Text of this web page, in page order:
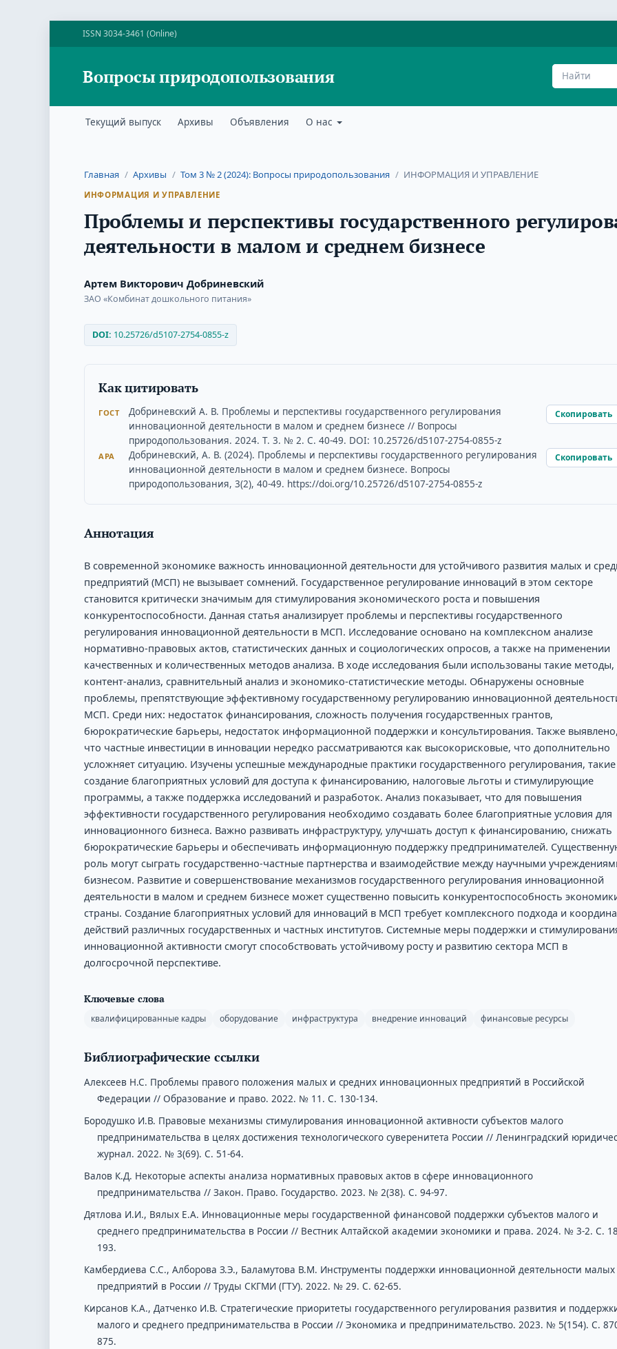
ISSN 3034-3461 (Online)
Вопросы природопользования
Текущий выпуск Архивы Объявления О нас
Главная / Архивы / Том 3 № 2 (2024): Вопросы природопользования / ИНФОРМАЦИЯ И УПРАВЛЕНИЕ
ИНФОРМАЦИЯ И УПРАВЛЕНИЕ
Проблемы и перспективы государственного
деятельности в малом и среднем бизнесе
Артем Викторович Добриневский
ЗАО «Комбинат дошкольного питания»
DOI: 10.25726/d5107-2754-0855-z
Как цитировать
ГОСТ
Добриневский А. В. Проблемы и перспективы государственного регулирования
инновационной деятельности в малом и среднем бизнесе // Вопросы
природопользования. 2024. Т. 3. № 2. С. 40-49. DOI: 10.25726/d5107-2754-0855-z
Скопировать
APA
Добриневский, А. В. (2024). Проблемы и перспективы государственного регулирования
инновационной деятельности в малом и среднем бизнесе. Вопросы
природопользования, 3(2), 40-49. https://doi.org/10.25726/d5107-2754-0855-z
Скопировать
Аннотация
В современной экономике важность инновационной деятельности для устойчивого развития малых и
предприятий (МСП) не вызывает сомнений. Государственное регулирование инноваций в этом секторе
становится критически значимым для стимулирования экономического роста и повышения
конкурентоспособности. Данная статья анализирует проблемы и перспективы государственного
регулирования инновационной деятельности в МСП. Исследование основано на комплексном анализе
нормативно-правовых актов, статистических данных и социологических опросов, а также на применении
качественных и количественных методов анализа. В ходе исследования были использованы такие методы,
контент-анализ, сравнительный анализ и экономико-статистические методы. Обнаружены основные
проблемы, препятствующие эффективному государственному регулированию инновационной
МСП. Среди них: недостаток финансирования, сложность получения государственных грантов,
бюрократические барьеры, недостаток информационной поддержки и консультирования. Также выявлено,
что частные инвестиции в инновации нередко рассматриваются как высокорисковые, что дополнительно
усложняет ситуацию. Изучены успешные международные практики государственного регулирования, такие
создание благоприятных условий для доступа к финансированию, налоговые льготы и стимулирующие
программы, а также поддержка исследований и разработок. Анализ показывает, что для повышения
эффективности государственного регулирования необходимо создавать более благоприятные условия для
инновационного бизнеса. Важно развивать инфраструктуру, улучшать доступ к финансированию, снижать
бюрократические барьеры и обеспечивать информационную поддержку предпринимателей.
роль могут сыграть государственно-частные партнерства и взаимодействие между научными
бизнесом. Развитие и совершенствование механизмов государственного регулирования инновационной
деятельности в малом и среднем бизнесе может существенно повысить конкурентоспособность
страны. Создание благоприятных условий для инноваций в МСП требует комплексного подхода и
действий различных государственных и частных институтов. Системные меры поддержки и
инновационной активности смогут способствовать устойчивому росту и развитию сектора МСП в
долгосрочной перспективе.
Ключевые слова
квалифицированные кадры оборудование инфраструктура внедрение инноваций финансовые ресурсы
Библиографические ссылки
Алексеев Н.С. Проблемы правого положения малых и средних инновационных предприятий в Российской
Федерации // Образование и право. 2022. № 11. С. 130-134.
Бородушко И.В. Правовые механизмы стимулирования инновационной активности субъектов малого
предпринимательства в целях достижения технологического суверенитета России // Ленинградский
журнал. 2022. № 3(69). С. 51-64.
Валов К.Д. Некоторые аспекты анализа нормативных правовых актов в сфере инновационного
предпринимательства // Закон. Право. Государство. 2023. № 2(38). С. 94-97.
Дятлова И.И., Вялых Е.А. Инновационные меры государственной финансовой поддержки субъектов малого и
среднего предпринимательства в России // Вестник Алтайской академии экономики и права. 2024. № 3-2. С.
193.
Камбердиева С.С., Алборова З.Э., Баламутова В.М. Инструменты поддержки инновационной деятельности малых
предприятий в России // Труды СКГМИ (ГТУ). 2022. № 29. С. 62-65.
Кирсанов К.А., Датченко И.В. Стратегические приоритеты государственного регулирования развития и
малого и среднего предпринимательства в России // Экономика и предпринимательство. 2023. № 5(154). С.
875.